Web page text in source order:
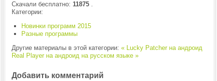
Скачали бесплатно: 11875.
Категории:
Новинки программ 2015
Разные программы
Другие материалы в этой категории: « Lucky Patcher на андроид
Real Player на андроид на русском языке »
Добавить комментарий